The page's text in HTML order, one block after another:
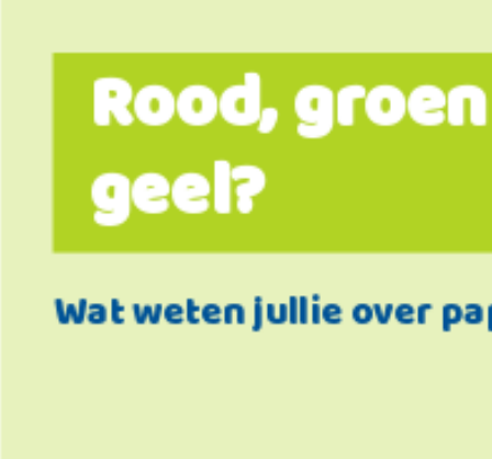
Rood,
geel?
Wat weten jullie over